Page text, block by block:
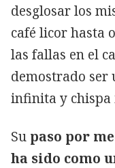
desglosar los
café licor hasta
las fallas en el
demostrado ser
infinita y chispa
Su paso por
ha sido como